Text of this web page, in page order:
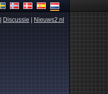
Discussie Nieuws2.nl